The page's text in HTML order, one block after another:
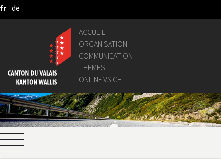
Saut au contenu principal
fr de
ACCUEIL
ORGANISATION
COMMUNICATION
THÈMES
ONLINE.VS.CH